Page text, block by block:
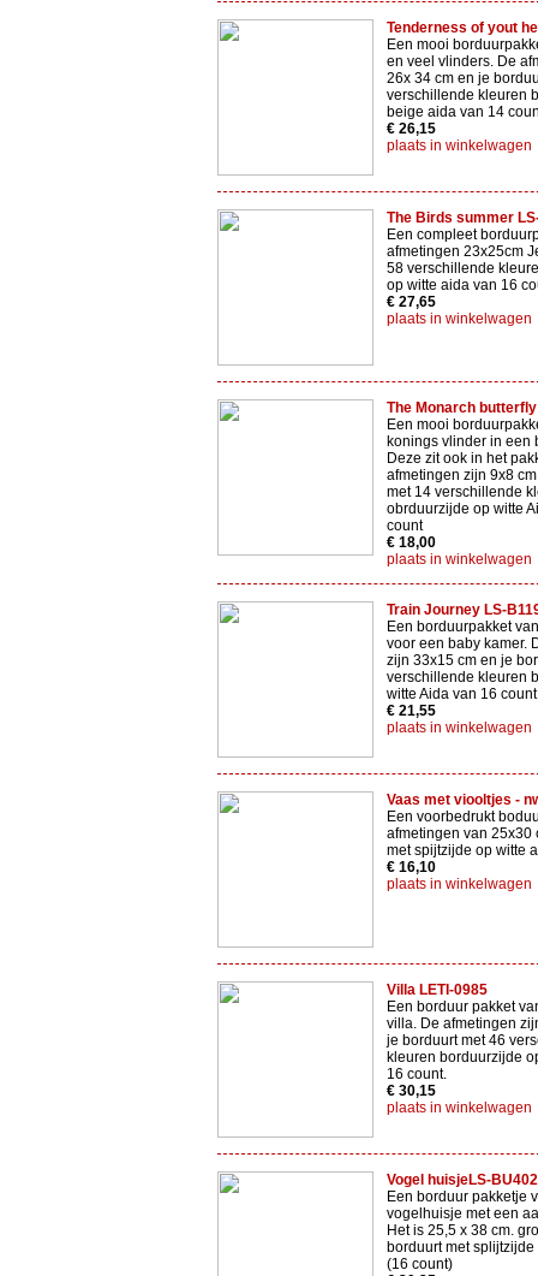
Tenderness of yout
Een mooi
en veel vlinders. De
26x 34 cm en je
verschillende kleuren
beige aida van 14
€ 26,15
plaats in winkelwagen
The Birds summer
Een compleet
afmetingen 23x25cm
58 verschillende
op witte aida van 16
€ 27,65
plaats in winkelwagen
The Monarch
Een mooi
konings vlinder in een
Deze zit ook in het
afmetingen zijn 9x8
met 14 verschillende
obrduurzijde op witte
count
€ 18,00
plaats in winkelwagen
Train Journey LS-
Een borduurpakket
voor een baby kamer.
zijn 33x15 cm en je
verschillende kleuren
witte Aida van 16 count
€ 21,55
plaats in winkelwagen
Vaas met viooltjes -
Een voorbedrukt
afmetingen van 25x30
met spijtzijde op witte
€ 16,10
plaats in winkelwagen
Villa LETI-0985
Een borduur pakket
villa. De afmetingen
je borduurt met 46
kleuren borduurzijde
16 count.
€ 30,15
plaats in winkelwagen
Vogel huisjeLS-
Een borduur pakketje
vogelhuisje met een
Het is 25,5 x 38 cm.
borduurt met
(16 count)